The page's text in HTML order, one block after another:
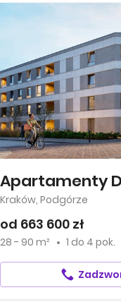
Kraków, Podgórze
od 663 600 zł
28 - 90 m² 1 do 4 pok.